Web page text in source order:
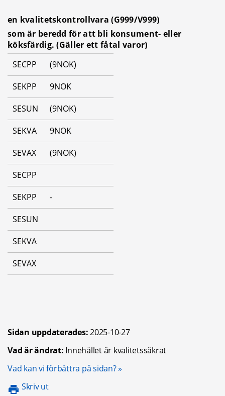
en kvalitetskontrollvara (G999/V999)
som är beredd för att bli konsument- eller
köksfärdig. (Gäller ett fåtal varor)
SECPP
(9NOK)
SEKPP
9NOK
SESUN
(9NOK)
SEKVA
9NOK
SEVAX
(9NOK)
SECPP
SEKPP
-
SESUN
SEKVA
SEVAX
Sidan uppdaterades:2025-10-27
Vad är ändrat: Innehållet är kvalitetssäkrat
Vad kan vi förbättra på sidan?Öppnas i nytt fönster.
Skriv ut